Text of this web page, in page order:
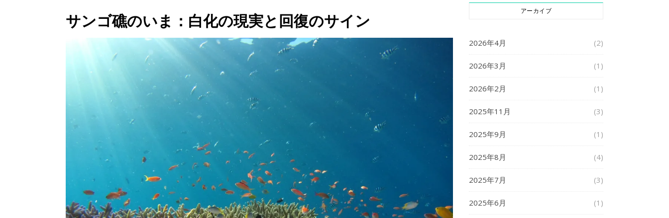
サンゴ礁のいま：白化の現実と回復のサイン
アーカイブ
2026年4月 (2)
2026年3月 (1)
2026年2月 (1)
2025年11月 (3)
2025年9月 (1)
2025年8月 (4)
2025年7月 (3)
2025年6月 (1)